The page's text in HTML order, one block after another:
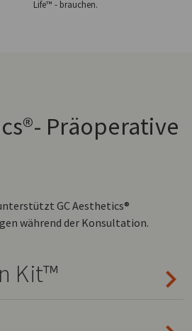
Life™ - brauchen.
Präoperative
GC Aesthetics®
während der Konsultation.
Kit™